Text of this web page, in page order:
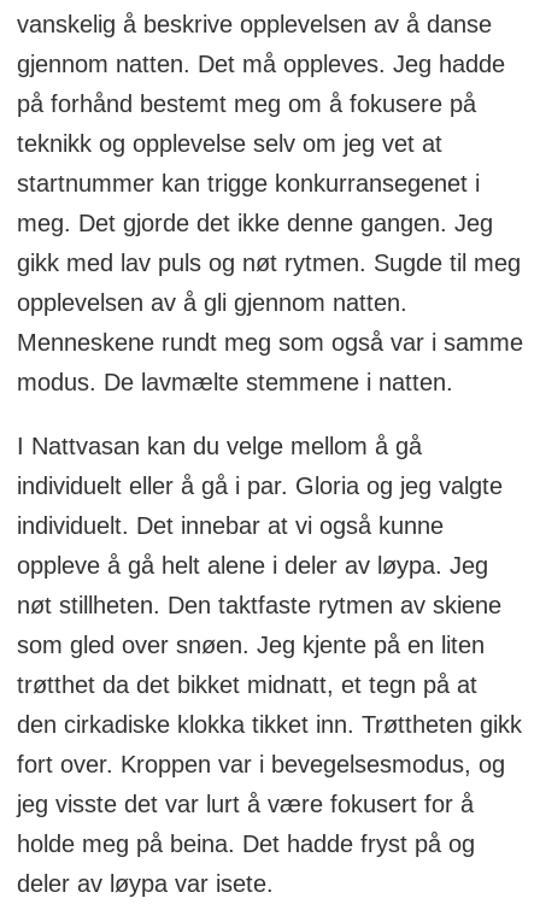
vanskelig å beskrive opplevelsen av å danse
gjennom natten. Det må oppleves. Jeg hadde
på forhånd bestemt meg om å fokusere på
teknikk og opplevelse selv om jeg vet at
startnummer kan trigge konkurransegenet i
meg. Det gjorde det ikke denne gangen. Jeg
gikk med lav puls og nøt rytmen. Sugde til meg
opplevelsen av å gli gjennom natten.
Menneskene rundt meg som også var i samme
modus. De lavmælte stemmene i natten.
I Nattvasan kan du velge mellom å gå
individuelt eller å gå i par. Gloria og jeg valgte
individuelt. Det innebar at vi også kunne
oppleve å gå helt alene i deler av løypa. Jeg
nøt stillheten. Den taktfaste rytmen av skiene
som gled over snøen. Jeg kjente på en liten
trøtthet da det bikket midnatt, et tegn på at
den cirkadiske klokka tikket inn. Trøttheten gikk
fort over. Kroppen var i bevegelsesmodus, og
jeg visste det var lurt å være fokusert for å
holde meg på beina. Det hadde fryst på og
deler av løypa var isete.